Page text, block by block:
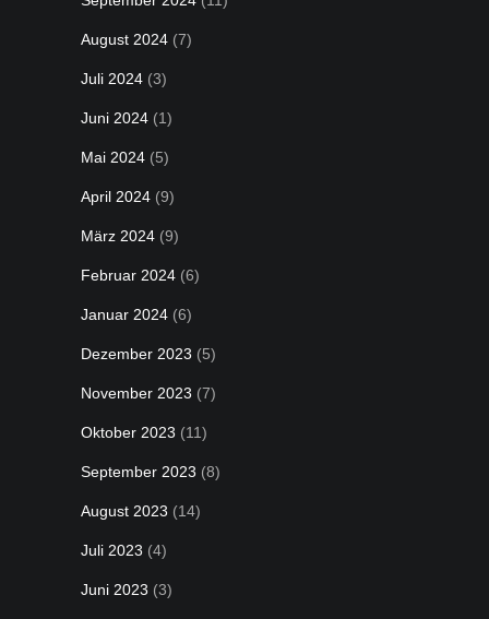
August 2024 (7)
Juli 2024 (3)
Juni 2024 (1)
Mai 2024 (5)
April 2024 (9)
März 2024 (9)
Februar 2024 (6)
Januar 2024 (6)
Dezember 2023 (5)
November 2023 (7)
Oktober 2023 (11)
September 2023 (8)
August 2023 (14)
Juli 2023 (4)
Juni 2023 (3)